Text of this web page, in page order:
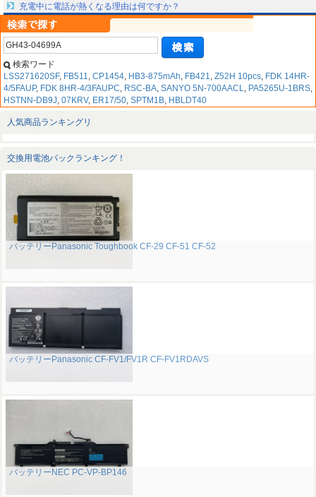
充電中に電話が熱くなる理由は何ですか？
検索ワード
LSS271620SF, FB511, CP1454, HB3-875mAh, FB421, Z52H 10pcs, FDK 14HR-
4/5FAUP, FDK 8HR-4/3FAUPC, RSC-BA, SANYO 5N-700AACL, PA5265U-1BRS,
HSTNN-DB9J, 07KRV, ER17/50, SPTM1B, HBLDT40
人気商品ランキングリ
交換用電池パックランキング！
バッテリーPanasonic Toughbook CF-29 CF-51 CF-52
バッテリーPanasonic CF-FV1/FV1R CF-FV1RDAVS
バッテリーNEC PC-VP-BP146